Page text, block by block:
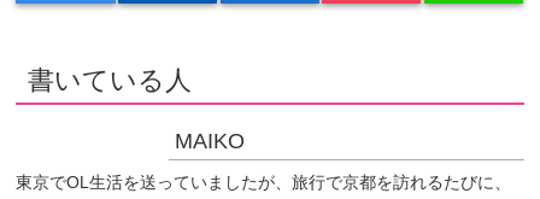
書いている人
MAIKO
東京でOL生活を送っていましたが、旅行で京都を訪れるたびに、